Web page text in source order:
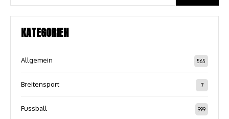
KATEGORIEN
Allgemein 565
Breitensport 7
Fussball 999